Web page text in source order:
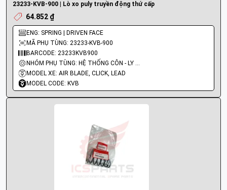
23233-KVB-900 | Lò xo puly truyền động thứ cấp
64.852 ₫
ENG: SPRING | DRIVEN FACE
MÃ PHỤ TÙNG: 23233-KVB-900
BARCODE: 23233KVB900
NHÓM PHỤ TÙNG: HỆ THỐNG CÔN - LY HỢP - TRỤC SỐ - BÁNH RĂNG
MODEL XE: AIR BLADE, CLICK, LEAD
MODEL CODE: KVB